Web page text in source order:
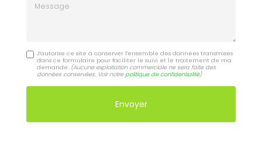
Message
J'autorise ce site à conserver l'ensemble des données transmises
dans ce formulaire pour faciliter le suivi et le traitement de ma
demande. (Aucune exploitation commerciale ne sera faite des
données conservées. Voir notrepolitique de confidentialité)